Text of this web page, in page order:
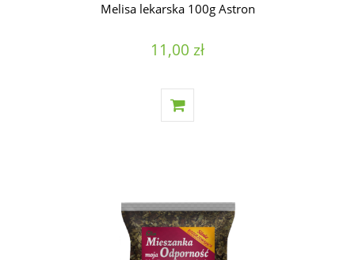
Melisa lekarska 100g Astron
11,00 zł